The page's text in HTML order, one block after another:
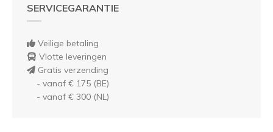
SERVICEGARANTIE
Veilige betaling
Vlotte leveringen
Gratis verzending
- vanaf € 175 (BE)
- vanaf € 300 (NL)